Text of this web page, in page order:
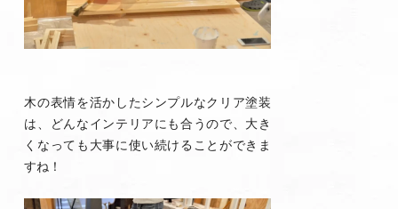
木の表情を活かしたシンプルなクリア塗装
は、どんなインテリアにも合うので、大き
くなっても大事に使い続けることができま
すね！